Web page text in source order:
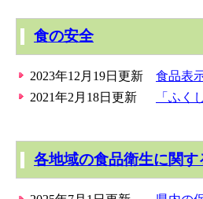
食の安全
2023年12月19日更新 食品表
2021年2月18日更新
「ふく
各地域の食品衛生に関す